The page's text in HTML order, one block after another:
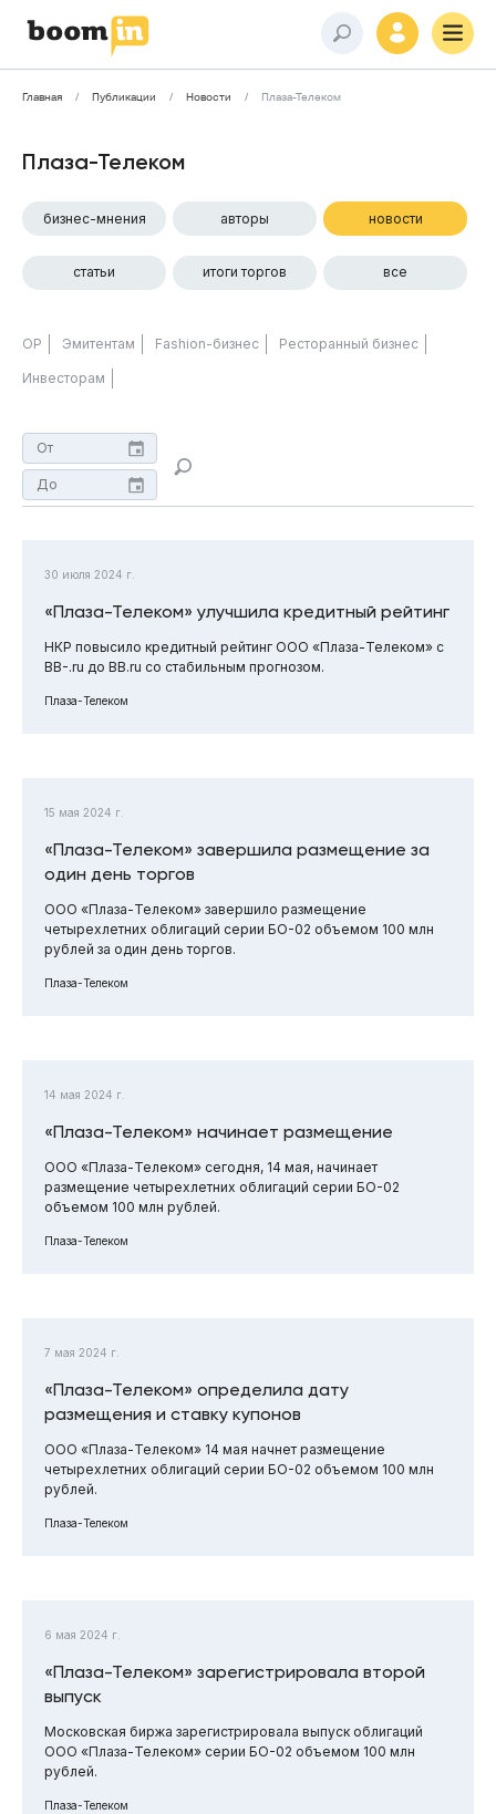
Главная Публикации Новости Плаза-Телеком
Плаза-Телеком
бизнес-мнения авторы новости
статьи итоги торгов все
ОР Эмитентам Fashion-бизнес Ресторанный бизнес
Инвесторам
30 июля 2024 г.
«Плаза-Телеком» улучшила кредитный рейтинг
НКР повысило кредитный рейтинг ООО «Плаза-Телеком» с
BB-.ru до BB.ru со стабильным прогнозом.
Плаза-Телеком
15 мая 2024 г.
«Плаза-Телеком» завершила размещение за
один день торгов
ООО «Плаза-Телеком» завершило размещение
четырехлетних облигаций серии БО-02 объемом 100 млн
рублей за один день торгов.
Плаза-Телеком
14 мая 2024 г.
«Плаза-Телеком» начинает размещение
ООО «Плаза-Телеком» сегодня, 14 мая, начинает
размещение четырехлетних облигаций серии БО-02
объемом 100 млн рублей.
Плаза-Телеком
7 мая 2024 г.
«Плаза-Телеком» определила дату
размещения и ставку купонов
ООО «Плаза-Телеком» 14 мая начнет размещение
четырехлетних облигаций серии БО-02 объемом 100 млн
рублей.
Плаза-Телеком
6 мая 2024 г.
«Плаза-Телеком» зарегистрировала второй
выпуск
Московская биржа зарегистрировала выпуск облигаций
ООО «Плаза-Телеком» серии БО-02 объемом 100 млн
рублей.
Плаза-Телеком